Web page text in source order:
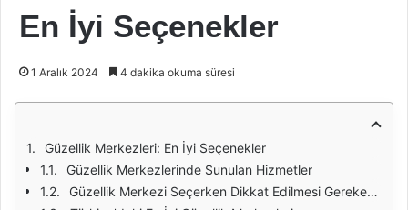
En İyi Seçenekler
1 Aralık 2024 4 dakika okuma süresi
Güzellik Merkezleri: En İyi Seçenekler
Güzellik Merkezlerinde Sunulan Hizmetler
Güzellik Merkezi Seçerken Dikkat Edilmesi Gerekenler